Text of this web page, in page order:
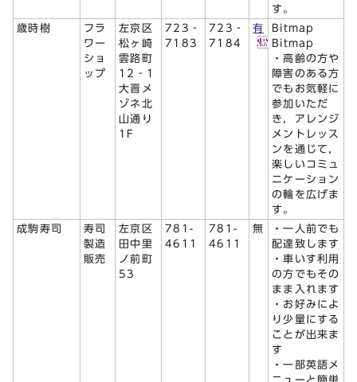
す。
歳時樹
フラ
ワー
ショ
ップ
左京区
松ヶ崎
雲路町
12‐1
大晋メ
ゾネ北
山通り
1F
723‐
7183
723‐
7184
有
Bitmap
Bitmap
・高齢の方や
障害のある方
でもお気軽に
参加いただ
き，アレンジ
メントレッス
ンを通じて，
楽しいコミュ
ニケーション
の輪を広げま
す。
成駒寿司
寿司
製造
販売
左京区
田中里
ノ前町
53
781-
4611
781-
4611
無
・一人前でも
配達致します
・車いす利用
の方でもその
まま入れます
・お好みによ
り少量にする
ことが出来ま
す
・一部英語メ